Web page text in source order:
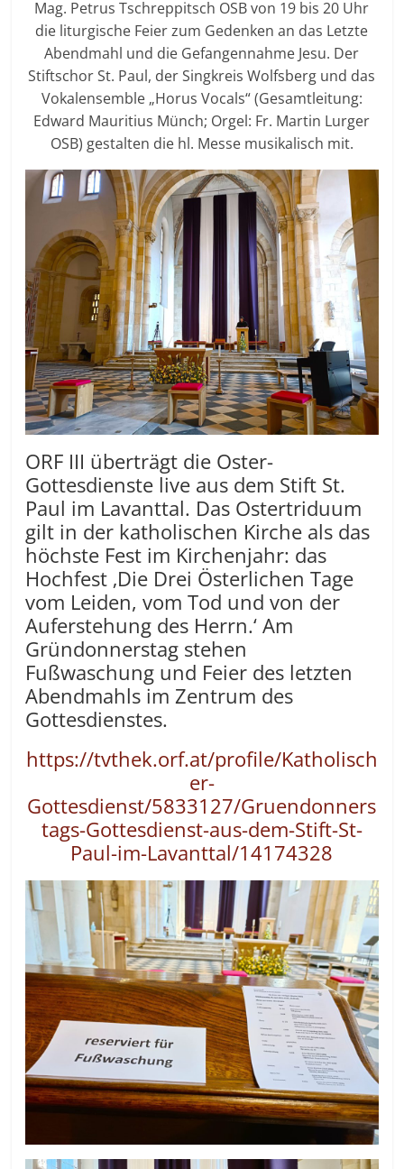
Mag. Petrus Tschreppitsch OSB von 19 bis 20 Uhr
die liturgische Feier zum Gedenken an das Letzte
Abendmahl und die Gefangennahme Jesu. Der
Stiftschor St. Paul, der Singkreis Wolfsberg und das
Vokalensemble „Horus Vocals“ (Gesamtleitung:
Edward Mauritius Münch; Orgel: Fr. Martin Lurger
OSB) gestalten die hl. Messe musikalisch mit.
ORF III überträgt die Oster-
Gottesdienste live aus dem Stift St.
Paul im Lavanttal. Das Ostertriduum
gilt in der katholischen Kirche als das
höchste Fest im Kirchenjahr: das
Hochfest ‚Die Drei Österlichen Tage
vom Leiden, vom Tod und von der
Auferstehung des Herrn.‘ Am
Gründonnerstag stehen
Fußwaschung und Feier des letzten
Abendmahls im Zentrum des
Gottesdienstes.
https://tvthek.orf.at/profile/Katholisch
er-
Gottesdienst/5833127/Gruendonners
tags-Gottesdienst-aus-dem-Stift-St-
Paul-im-Lavanttal/14174328